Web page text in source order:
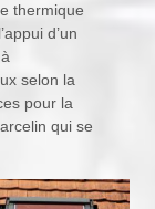
thermique
d’un
selon la
pour la
qui se